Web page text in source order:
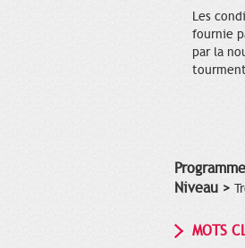
Les
fournie
par la
Niveau >
MOTS